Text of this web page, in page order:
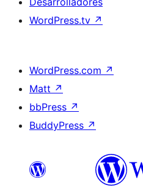
WordPress.tv ↗
WordPress.com ↗
Matt ↗
bbPress ↗
BuddyPress ↗